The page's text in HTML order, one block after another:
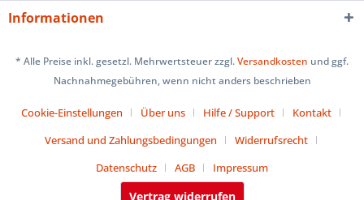
Informationen
* Alle Preise inkl. gesetzl. Mehrwertsteuer zzgl.Versandkosten und ggf.
Nachnahmegebühren, wenn nicht anders beschrieben
Cookie-Einstellungen Über uns Hilfe / Support
Kontakt
Versand und Zahlungsbedingungen
Widerrufsrecht
Datenschutz
AGB Impressum
Vertrag widerrufen